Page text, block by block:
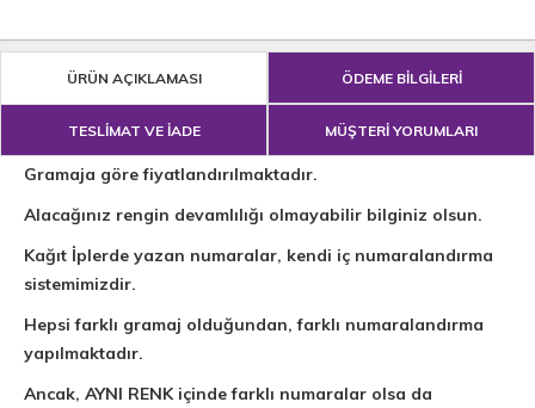
ÜRÜN AÇIKLAMASI ÖDEME BİLGİLERİ
TESLİMAT VE İADE MÜŞTERİ YORUMLARI
Gramaja göre fiyatlandırılmaktadır.
Alacağınız rengin devamlılığı olmayabilir bilginiz olsun.
Kağıt İplerde yazan numaralar, kendi iç numaralandırma
sistemimizdir.
Hepsi farklı gramaj olduğundan, farklı numaralandırma
yapılmaktadır.
Ancak, AYNI RENK içinde farklı numaralar olsa da